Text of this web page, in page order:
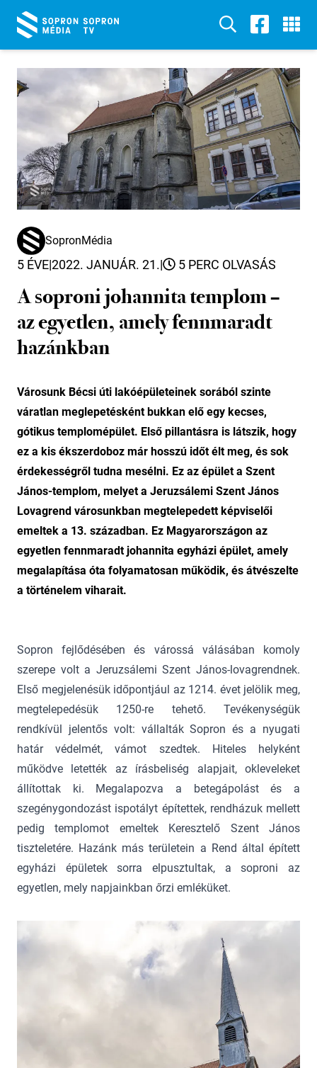
SopronMédia
5 ÉVE|2022. JANUÁR. 21.| 5 PERC OLVASÁS
A soproni johannita templom –
az egyetlen, amely fennmaradt
hazánkban
Városunk Bécsi úti lakóépületeinek sorából szinte
váratlan meglepetésként bukkan elő egy kecses,
gótikus templomépület. Első pillantásra is látszik, hogy
ez a kis ékszerdoboz már hosszú időt élt meg, és sok
érdekességről tudna mesélni. Ez az épület a Szent
János-templom, melyet a Jeruzsálemi Szent János
Lovagrend városunkban megtelepedett képviselői
emeltek a 13. században. Ez Magyarországon az
egyetlen fennmaradt johannita egyházi épület, amely
megalapítása óta folyamatosan működik, és átvészelte
a történelem viharait.
Sopron fejlődésében és várossá válásában komoly
szerepe volt a Jeruzsálemi Szent János-lovagrendnek.
Első megjelenésük időpontjául az 1214. évet jelölik meg,
megtelepedésük 1250-re tehető. Tevékenységük
rendkívül jelentős volt: vállalták Sopron és a nyugati
határ védelmét, vámot szedtek. Hiteles helyként
működve letették az írásbeliség alapjait, okleveleket
állítottak ki. Megalapozva a betegápolást és a
szegénygondozást ispotályt építettek, rendházuk mellett
pedig templomot emeltek Keresztelő Szent János
tiszteletére. Hazánk más területein a Rend által épített
egyházi épületek sorra elpusztultak, a soproni az
egyetlen, mely napjainkban őrzi emléküket.